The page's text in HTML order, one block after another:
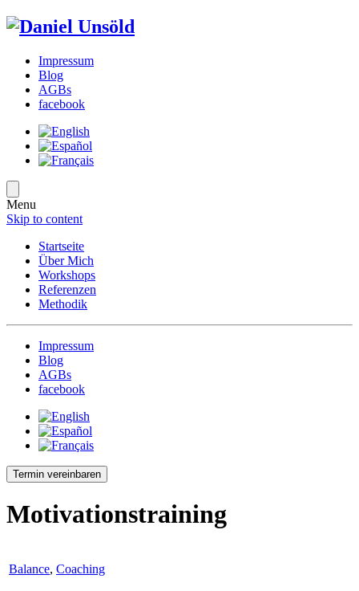
Impressum
Blog
AGBs
facebook
Menu
Skip to content
Startseite
Über Mich
Workshops
Referenzen
Methodik
Impressum
Blog
AGBs
facebook
Termin vereinbaren
Motivationstraining
Balance, Coaching